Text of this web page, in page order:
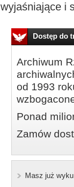
wyjaśniające i
Dostęp do
Archiwum
od 1993
Ponad
Zamów
Masz już